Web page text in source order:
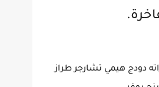
سياراته دودج هيمي تشارجر طراز